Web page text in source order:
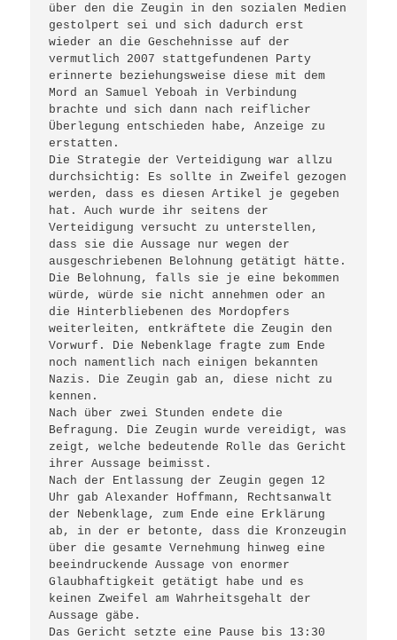
über den die Zeugin in den sozialen Medien
gestolpert sei und sich dadurch erst
wieder an die Geschehnisse auf der
vermutlich 2007 stattgefundenen Party
erinnerte beziehungsweise diese mit dem
Mord an Samuel Yeboah in Verbindung
brachte und sich dann nach reiflicher
Überlegung entschieden habe, Anzeige zu
erstatten.
Die Strategie der Verteidigung war allzu
durchsichtig: Es sollte in Zweifel gezogen
werden, dass es diesen Artikel je gegeben
hat. Auch wurde ihr seitens der
Verteidigung versucht zu unterstellen,
dass sie die Aussage nur wegen der
ausgeschriebenen Belohnung getätigt hätte.
Die Belohnung, falls sie je eine bekommen
würde, würde sie nicht annehmen oder an
die Hinterbliebenen des Mordopfers
weiterleiten, entkräftete die Zeugin den
Vorwurf. Die Nebenklage fragte zum Ende
noch namentlich nach einigen bekannten
Nazis. Die Zeugin gab an, diese nicht zu
kennen.
Nach über zwei Stunden endete die
Befragung. Die Zeugin wurde vereidigt, was
zeigt, welche bedeutende Rolle das Gericht
ihrer Aussage beimisst.
Nach der Entlassung der Zeugin gegen 12
Uhr gab Alexander Hoffmann, Rechtsanwalt
der Nebenklage, zum Ende eine Erklärung
ab, in der er betonte, dass die Kronzeugin
über die gesamte Vernehmung hinweg eine
beeindruckende Aussage von enormer
Glaubhaftigkeit getätigt habe und es
keinen Zweifel am Wahrheitsgehalt der
Aussage gäbe.
Das Gericht setzte eine Pause bis 13:30